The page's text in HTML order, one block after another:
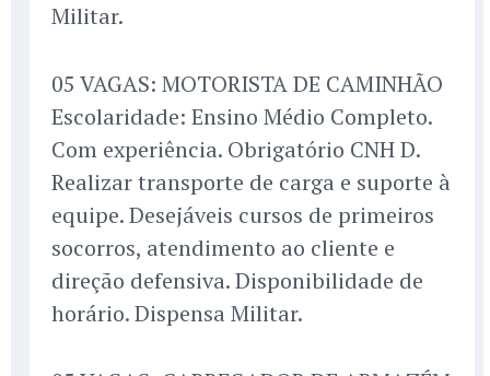
Militar.
05 VAGAS: MOTORISTA DE CAMINHÃO
Escolaridade: Ensino Médio Completo.
Com experiência. Obrigatório CNH D.
Realizar transporte de carga e suporte à
equipe. Desejáveis cursos de primeiros
socorros, atendimento ao cliente e
direção defensiva. Disponibilidade de
horário. Dispensa Militar.